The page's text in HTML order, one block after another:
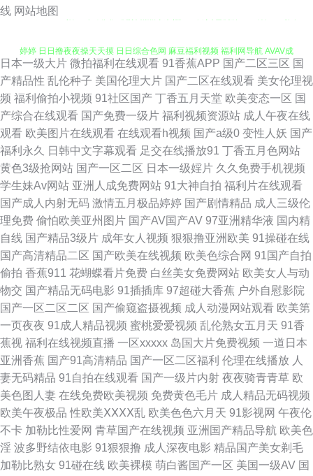
线 网站地图
人天堂 91日韩黑丝 91a网址在线 无码中文字幕av导航 日本AⅤ 美女久久女同
九9久久婷婷 福利姬在线自慰喷水 高清无码免费干 91在线国产导航 一区在
线欧美 少妇26p 欧美综合在线黄 久久免费jiu 成人网址 91巨炮 91大神视频
线 91色电影蝌蚪 91国产在线观看熟女 亚洲另类在线观看 四虎影院国产精品
91 美女抠逼 99在线老司机福利 91av最新国产在线 天天做夜夜夜添 日本女
人国产久久 黄色在线免费网址 福利在线aa 91综合影院 91白丝美女视频 伊
人成人直播 欧美久久视频网站大全 女同视频网站在线观看 久久一三一 草莓
视频18 91杜区福利 91久久国产一区二区 午夜福利视频国产一区 欧美毛片基
地 久久aw精品 不卡AV电影在线观看 成人ss 91视频在线 最新91福利区 亚洲
私人网熟女91 色97干 久肏视频字幕 欧美日韩成人精品综合 欧美精品导航 国
产玖玖爱日韩 精品九九 久久国产人妻区 av日韩高清在线 AV加勒日欧 91在
日本一级大片 微拍福利在线观看 91香蕉APP 国产二区三区 国
产精品性 乱伦种子 美国伦理大片 国产二区在线观看 美女伦理视
频 福利偷拍小视频 91社区国产 丁香五月天堂 欧美变态一区 国
产综合在线观看 国产免费一级片 福利视频资源站 成人午夜在线
观看 欧美图片在线观看 在线观看h视频 国产a级0 变性人妖 国产
福利永久
日韩中文字幕观看 足交在线播放91 丁香五月色网站
黄色3级抢网站 国产一区二区 日本一级婬片 久久免费手机视频
学生妹Av网站 亚洲人成免费网站 91大神自拍 福利片在线观看
国产成人内射无码 激情五月极品婷婷 国产剧情精品 成人三级伦
理免费 偷怕欧美亚州图片 国产AV国产AV 97亚洲精华液 国内精
自线 国产精品3级片 成年女人视频 狠狠撸亚洲欧美 91操碰在线
国产高清精品二区 国产欧美在线视频 欧美色综合网 91国产自拍
偷拍 香蕉911 花蝴蝶看片免费 白丝美女免费网站 欧美女人与动
物交 国产精品无码电影 91插插库 97超碰大香蕉 户外自慰影院
国产一区二区二区 国产偷窥盗摄视频 成人动漫网站观看 欧美第
一页夜夜 91成人精品视频 蜜桃爱爱视频 乱伦熟女五月天 91香
蕉视 福利在线视频直播 一区xxxxx 岛国大片免费视频 一道日本
亚洲香蕉 国产91高清精品 国产一区二区福利 伦理在线播放 人
妻无码精品 91自拍在线观看 国产一级片内射 夜夜骑青青草 欧
美色图人妻 在线免费欧美视频 免费黄色毛片 成人精品无码视频
欧美午夜极品 性欧美ⅩⅩⅩⅩ乱 欧美色色六月天 91影视网 午夜伦
不卡 加勒比性爱网 青草国产在线视频 亚洲国产精品导航 欧美色
淫 波多野结依电影 91狠狠撸 成人深夜电影 精品国产美女剃毛
加勒比熟女 91碰在线 欧美裸模 萌白酱国产一区 美国一级AV 国